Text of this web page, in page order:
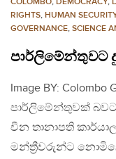
RIGHTS, HUMAN
GOVERNANCE, SCIENCE
පාර්ලිමේන්තුවට
Image BY:
පාර්ලිමේන්තුවක් බවට
චීන තානාපති
මන්ත්‍රීවරුන්ට